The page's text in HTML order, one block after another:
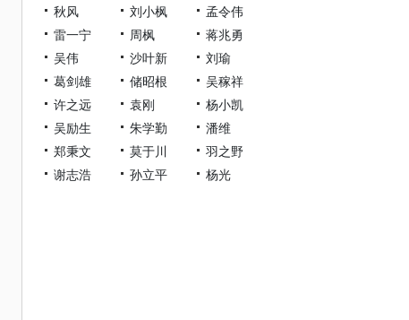
秋风
刘小枫
孟令伟
雷一宁
周枫
蒋兆勇
吴伟
沙叶新
刘瑜
葛剑雄
储昭根
吴稼祥
许之远
袁刚
杨小凯
吴励生
朱学勤
潘维
郑秉文
莫于川
羽之野
谢志浩
孙立平 杨光